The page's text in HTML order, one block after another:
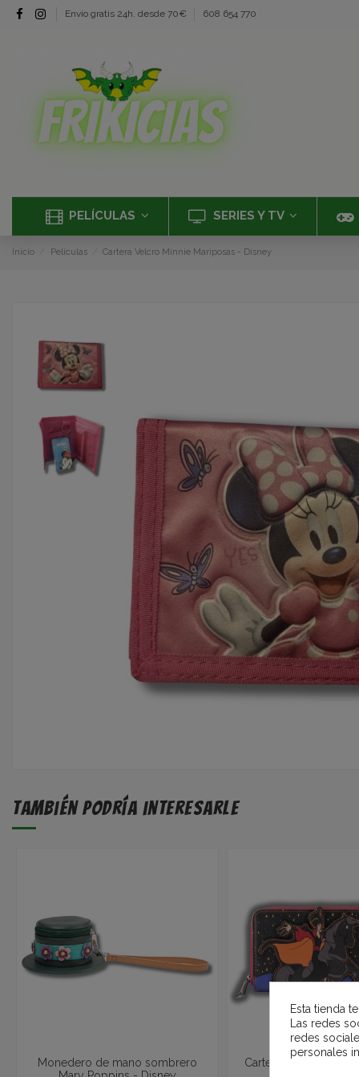
Envío gratis 24h. desde 70€ 608 654 770
PELÍCULAS SERIES Y TV
Inicio Películas Cartera Velcro Minnie Mariposas - Disney
También podría interesarle
Monedero de mano sombrero
Cartera Billetera Jafar
Esta tienda
Las redes
redes
personales